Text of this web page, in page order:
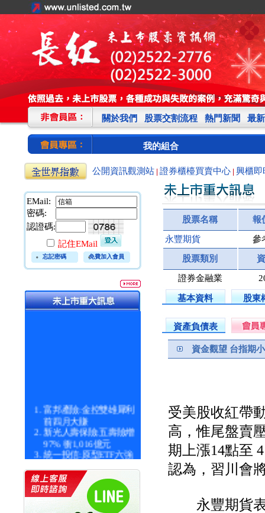
關於我們 股票交割流程 熱門新聞 最
我的組合
公開資訊觀測站 證券櫃檯買賣中心 興櫃即
EMail:
密碼:
認證碼:
記住EMail
忘記密碼 免費加入會員
富邦產險:金控雙雄犀利
前四月大賺
新光人壽保險:五壽險增
97% 衝1,016億元
統一投信:原型ETF六強
漲逾九成
統一投信:主動式ETF溢
價 被盯上
新光人壽保險:新壽Q1外
價金將達996億
股票名稱 報
永豐期貨 參
股票類別
證券金融業
基本資料 股東
資產負債表
資金觀望 台指期
受美股收紅帶
高，惟尾盤賣
期上漲14點至
認為，習川會
永豐期貨表